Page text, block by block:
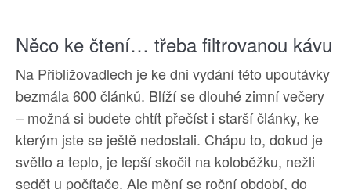
Něco ke čtení… třeba filtrovanou kávu
Na Přibližovadlech je ke dni vydání této upoutávky
bezmála 600 článků. Blíží se dlouhé zimní večery
– možná si budete chtít přečíst i starší články, ke
kterým jste se ještě nedostali. Chápu to, dokud je
světlo a teplo, je lepší skočit na koloběžku, nežli
sedět u počítače. Ale mění se roční období, do